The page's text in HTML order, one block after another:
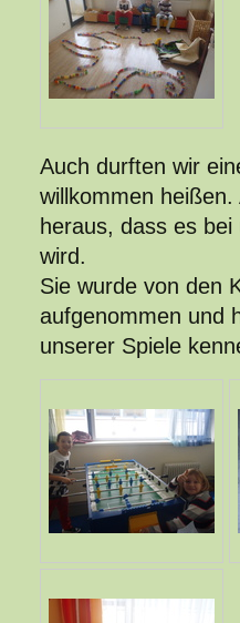
Auch durften wir
willkommen
heraus, dass es
wird.
Sie wurde von den
aufgenommen und
unserer Spiele